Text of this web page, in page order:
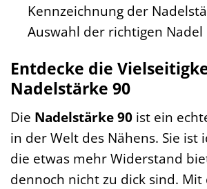
Kennzeichnung der
Auswahl der richtigen
Entdecke die
Nadelstärke 90
Die Nadelstärke 90 ist ein
in der Welt des Nähens. Sie ist
die etwas mehr Widerstand
dennoch nicht zu dick sind. Mit